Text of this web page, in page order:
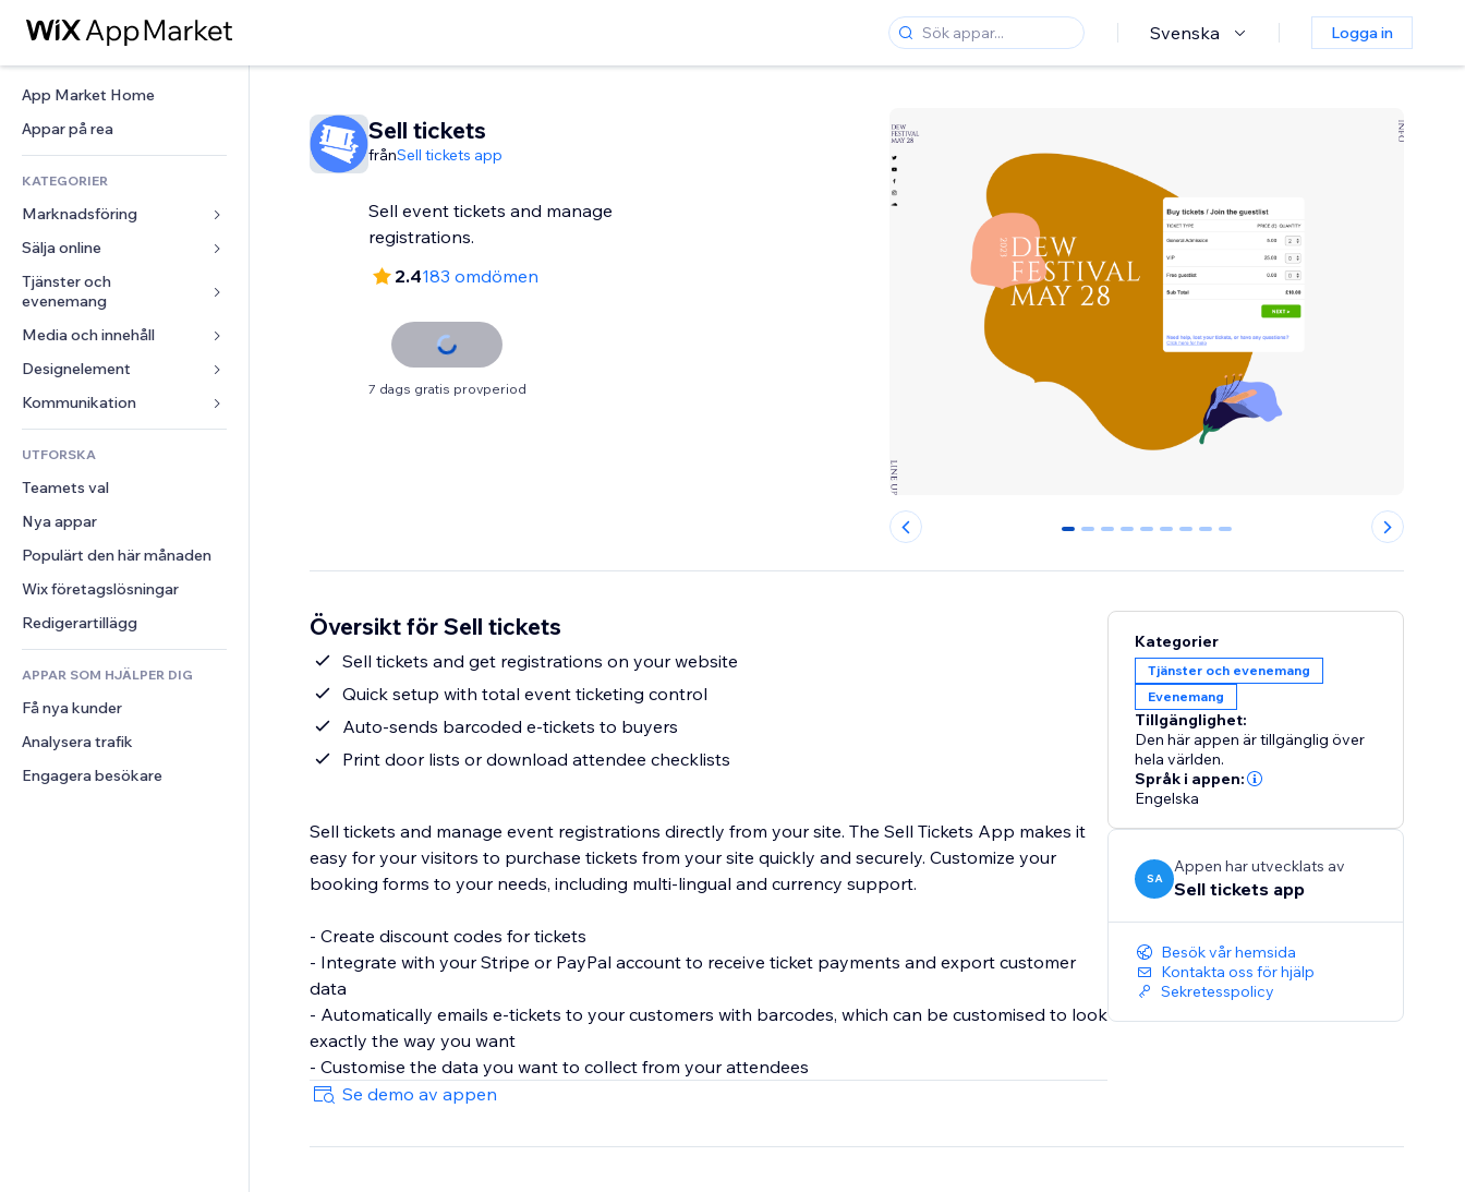
Svenska Logga in
App Market Home
Appar på rea
KATEGORIER
Marknadsföring
Annonser
Mobil
Statistik
Sociala medier
SEO
Interaktioner
Listningar
E-post
Konvertering
Sälja online
Appar för butiker
Frakt och leverans
Sälj-knappar
Onlinekurser
Beställtryck
Redovisning
Kuponger och lojalitet
Lagerlösningar
Dropshipping
Priser och abonnemang
Crowdfunding
Mat och dryck
Tjänster och
evenemang
Hotell
Evenemang
Restauranger
Fastigheter
Bokningar
Media och innehåll
Galleri
Musik
Podcasts
Fotografering
Video
PDF
Fildelning
Nyheter
Designelement
Kartor och navigering
Integritet och säkerhet
Klocka
Sidmallar
Bildeffekter
Knappar och menyer
Banners och märken
Kalkylatorer
Sök
Väder
Diagram och tabeller
Formulär
Undersökningar
Chatt
Kommentarer
Telefon
Community
Omdömen och recensioner
CRM
UTFORSKA
Teamets val
Nya appar
Populärt den här månaden
Wix företagslösningar
Redigerartillägg
APPAR SOM HJÄLPER DIG
Få nya kunder
Analysera trafik
Engagera besökare
Sell tickets
frånSell tickets app
Sell event tickets and manage
registrations.
2.4183 omdömen
7 dags gratis provperiod
0 1 2 3 4 5 6 7 8
Översikt för Sell tickets
Sell tickets and get registrations on your website
Quick setup with total event ticketing control
Auto-sends barcoded e-tickets to buyers
Print door lists or download attendee checklists
Sell tickets and manage event registrations directly from your site. The Sell Tickets App makes it
easy for your visitors to purchase tickets from your site quickly and securely. Customize your
booking forms to your needs, including multi-lingual and currency support.
- Create discount codes for tickets
- Integrate with your Stripe or PayPal account to receive ticket payments and export customer
data
- Automatically emails e-tickets to your customers with barcodes, which can be customised to look
exactly the way you want
- Customise the data you want to collect from your attendees
Se demo av appen
Kategorier
Tjänster och evenemang
Evenemang
Tillgänglighet:
Den här appen är tillgänglig över
hela världen.
Språk i appen:
Engelska
SA
Appen har utvecklats av
Sell tickets app
Besök vår hemsida
Kontakta oss för hjälp
Sekretesspolicy